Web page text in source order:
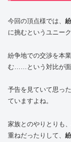
今回の頂点様では、
に挑むというユニー
紛争地での交渉を本
む……という対比が面
予告を見ていて思っ
ていますよね。
家族とのやりとりも
重ねだったりして、